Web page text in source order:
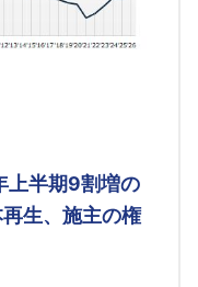
上半期9割増の
生、施主の権